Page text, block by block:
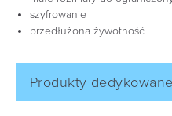
szyfrowanie
przedłużona żywotność
Produkty dedykowane